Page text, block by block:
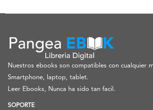
Nuestros ebooks son compatibles con cualquier
Smartphone, laptop, tablet.
Leer Ebooks, Nunca ha sido tan facil.
SOPORTE